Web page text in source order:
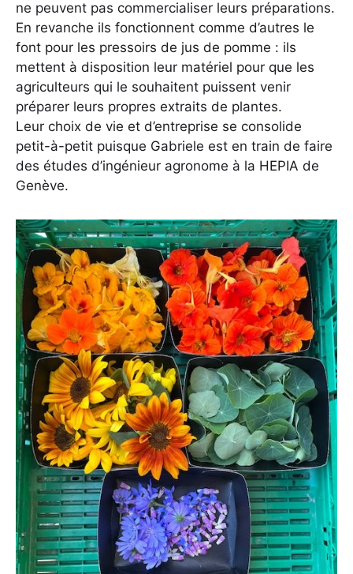
ne peuvent pas commercialiser leurs préparations.
En revanche ils fonctionnent comme d’autres le
font pour les pressoirs de jus de pomme : ils
mettent à disposition leur matériel pour que les
agriculteurs qui le souhaitent puissent venir
préparer leurs propres extraits de plantes.
Leur choix de vie et d’entreprise se consolide
petit-à-petit puisque Gabriele est en train de faire
des études d’ingénieur agronome à la HEPIA de
Genève.